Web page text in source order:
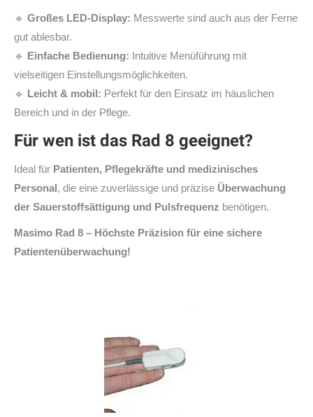
🔹 Großes LED-Display: Messwerte sind auch aus der Ferne
gut ablesbar.
🔹 Einfache Bedienung: Intuitive Menüführung mit
vielseitigen Einstellungsmöglichkeiten.
🔹 Leicht & mobil: Perfekt für den Einsatz im häuslichen
Bereich und in der Pflege.
Für wen ist das Rad 8 geeignet?
Ideal für Patienten, Pflegekräfte und medizinisches
Personal, die eine zuverlässige und präzise Überwachung
der Sauerstoffsättigung und Pulsfrequenz benötigen.
Masimo Rad 8 – Höchste Präzision für eine sichere
Patientenüberwachung!